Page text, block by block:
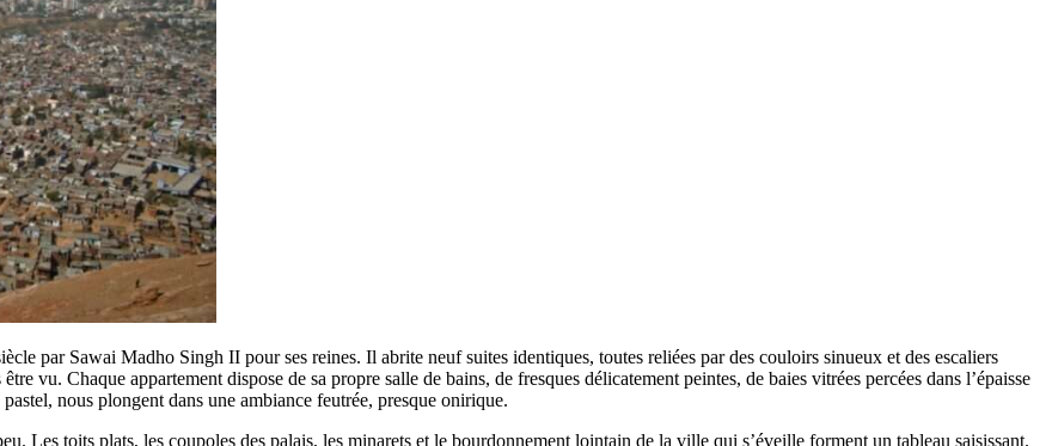
par Sawai Madho Singh II pour ses reines. Il abrite neuf suites identiques, toutes reliées par des couloirs sinueux et des escaliers
vu. Chaque appartement dispose de sa propre salle de bains, de fresques délicatement peintes, de baies vitrées percées dans l’épaisse
nous plongent dans une ambiance feutrée, presque onirique.
Les toits plats, les coupoles des palais, les minarets et le bourdonnement lointain de la ville qui s’éveille forment un tableau saisissant.